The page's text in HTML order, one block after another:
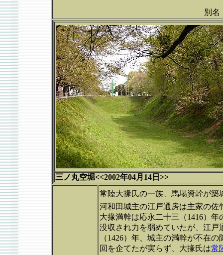
別名
三ノ丸空堀<<2002年04月14日>>
常陸大掾氏の一族、馬場資幹が
河和田城主の江戸通房は主家の佐
大掾満幹は応永二十三（1416）
没収され力を弱めていたが、江
（1426）年、城主の満幹が不在
回を企てたが実らず、大掾氏は常